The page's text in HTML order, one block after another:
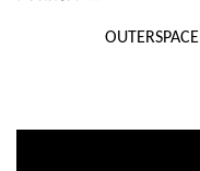
OUTERSPACE